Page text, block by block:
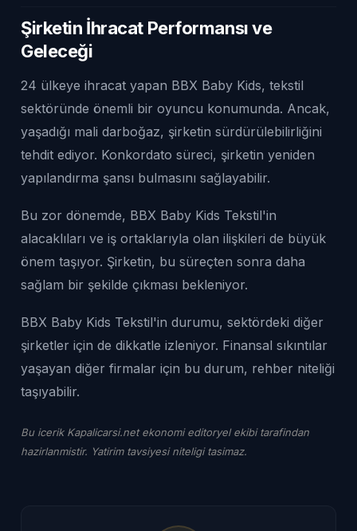
Şirketin İhracat Performansı ve
Geleceği
24 ülkeye ihracat yapan BBX Baby Kids, tekstil
sektöründe önemli bir oyuncu konumunda. Ancak,
yaşadığı mali darboğaz, şirketin sürdürülebilirliğini
tehdit ediyor. Konkordato süreci, şirketin yeniden
yapılandırma şansı bulmasını sağlayabilir.
Bu zor dönemde, BBX Baby Kids Tekstil'in
alacaklıları ve iş ortaklarıyla olan ilişkileri de büyük
önem taşıyor. Şirketin, bu süreçten sonra daha
sağlam bir şekilde çıkması bekleniyor.
BBX Baby Kids Tekstil'in durumu, sektördeki diğer
şirketler için de dikkatle izleniyor. Finansal sıkıntılar
yaşayan diğer firmalar için bu durum, rehber niteliği
taşıyabilir.
Bu icerik Kapalicarsi.net ekonomi editoryel ekibi tarafindan
hazirlanmistir. Yatirim tavsiyesi niteligi tasimaz.